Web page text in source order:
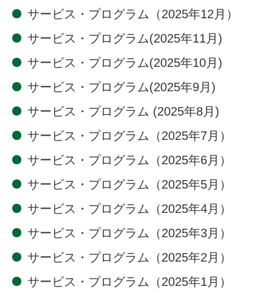
サービス・プログラム（2025年12月）
サービス・プログラム(2025年11月)
サービス・プログラム(2025年10月)
サービス・プログラム(2025年9月)
サービス・プログラム (2025年8月)
サービス・プログラム（2025年7月）
サービス・プログラム（2025年6月）
サービス・プログラム（2025年5月）
サービス・プログラム（2025年4月）
サービス・プログラム（2025年3月）
サービス・プログラム（2025年2月）
サービス・プログラム（2025年1月）